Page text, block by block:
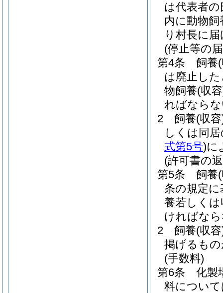
は代表者の
内に動物飼
り村長に
(停止等の
第4条
飼養
は廃止し
物飼養(収
ればなら
2
飼養(収
しくは同
式第5号)に
(許可書の
第5条
飼養
条の規定
養若しく
ければな
2
飼養(収
掲げるも
(手数料)
第6条
化製
料につい